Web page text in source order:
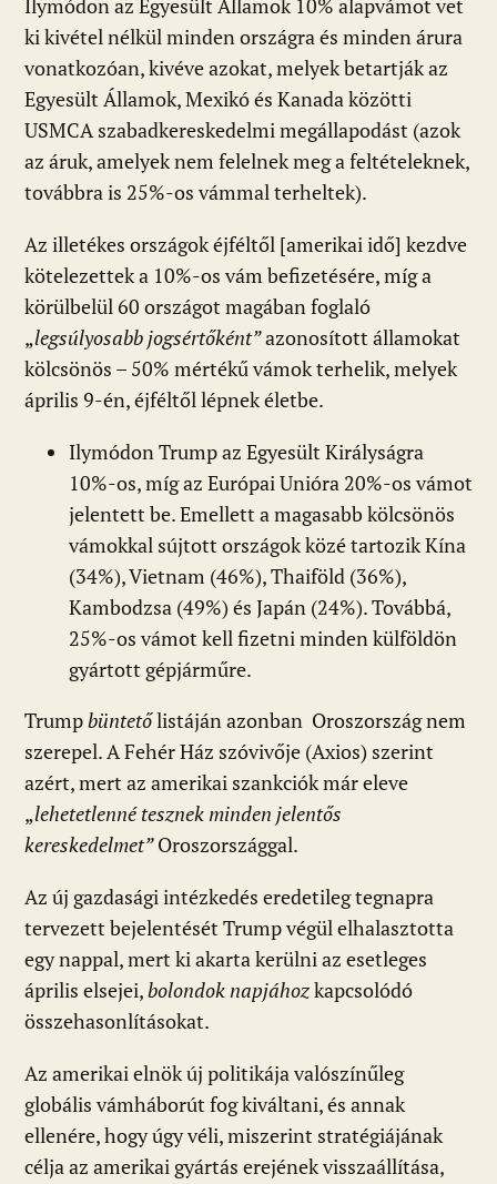
Ilymódon az Egyesült Államok 10% alapvámot vet
ki kivétel nélkül minden országra és minden árura
vonatkozóan, kivéve azokat, melyek betartják az
Egyesült Államok, Mexikó és Kanada közötti
USMCA szabadkereskedelmi megállapodást (azok
az áruk, amelyek nem felelnek meg a feltételeknek,
továbbra is 25%-os vámmal terheltek).
Az illetékes országok éjféltől [amerikai idő] kezdve
kötelezettek a 10%-os vám befizetésére, míg a
körülbelül 60 országot magában foglaló
„legsúlyosabb jogsértőként”azonosított államokat
kölcsönös – 50% mértékű vámok terhelik, melyek
április 9-én, éjféltől lépnek életbe.
Ilymódon Trump az Egyesült Királyságra
10%-os, míg az Európai Unióra 20%-os vámot
jelentett be. Emellett a magasabb kölcsönös
vámokkal sújtott országok közé tartozik Kína
(34%), Vietnam (46%), Thaiföld (36%),
Kambodzsa (49%) és Japán (24%). Továbbá,
25%-os vámot kell fizetni minden külföldön
gyártott gépjárműre.
Trumpbüntetőlistáján azonban Oroszország nem
szerepel. A Fehér Ház szóvivője (Axios) szerint
azért, mert az amerikai szankciók már eleve
„lehetetlenné tesznek minden jelentős
kereskedelmet”Oroszországgal.
Az új gazdasági intézkedés eredetileg tegnapra
tervezett bejelentését Trump végül elhalasztotta
egy nappal, mert ki akarta kerülni az esetleges
április elsejei,bolondok napjáhozkapcsolódó
összehasonlításokat.
Az amerikai elnök új politikája valószínűleg
globális vámháborút fog kiváltani, és annak
ellenére, hogy úgy véli, miszerint stratégiájának
célja az amerikai gyártás erejének visszaállítása,